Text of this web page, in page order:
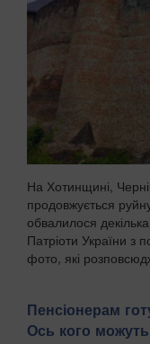
На Хотинщині,
продовжується
обвалилося
Патріоти України з
фото, які
Пенсіонерам
Ось кого